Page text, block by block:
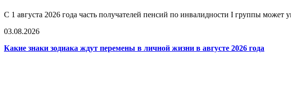
С 1 августа 2026 года часть получателей пенсий по инвалидности I группы может
03.08.2026
Какие знаки зодиака ждут перемены в личной жизни в августе 2026 года